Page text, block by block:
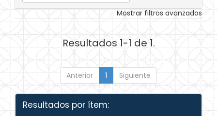
Mostrar filtros avanzados
Resultados 1-1 de 1.
Anterior 1 Siguiente
Resultados por ítem: